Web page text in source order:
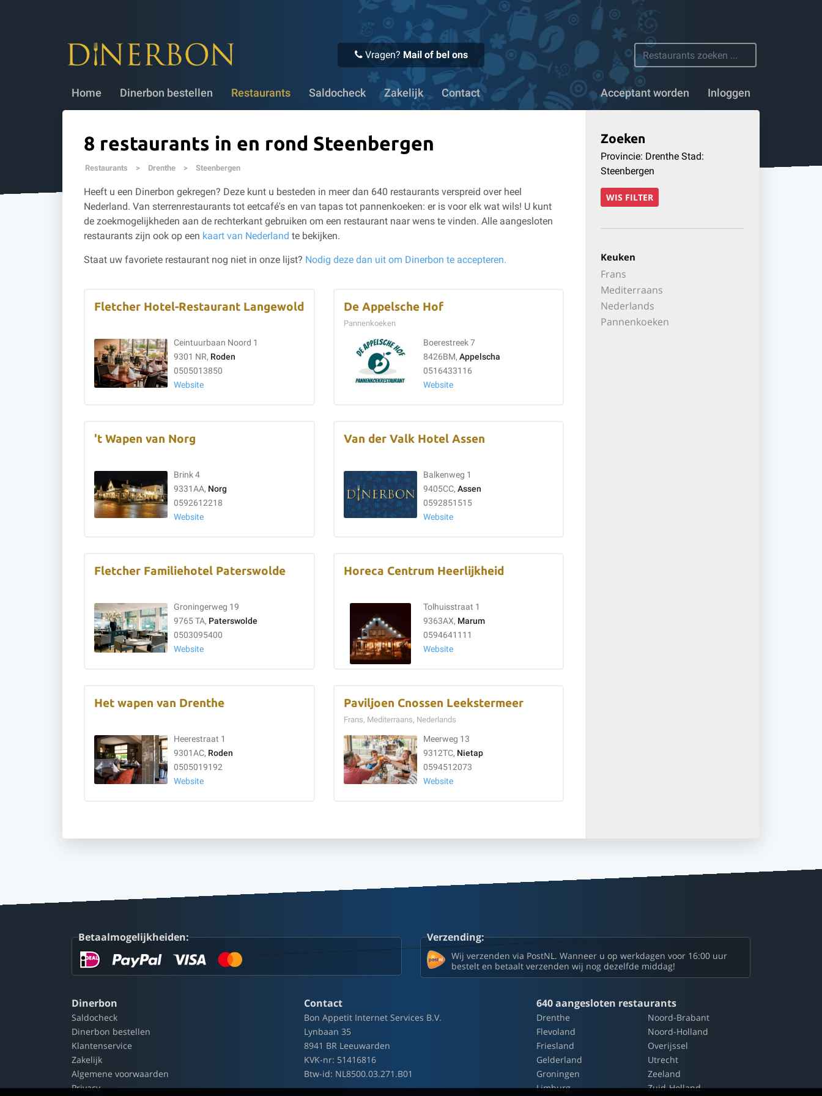
Vragen? Mail of bel ons
Home Dinerbon bestellen Restaurants Saldocheck Zakelijk Contact Acceptant worden Inloggen
✔ Voor 16:00 uur besteld, vandaag verstuurd ✔ Meer dan 1100 restaurants
8 restaurants in en rond Steenbergen
Restaurants > Drenthe > Steenbergen
Heeft u een Dinerbon gekregen? Deze kunt u besteden in meer dan 640 restaurants verspreid over heel
Nederland. Van sterrenrestaurants tot eetcafé's en van tapas tot pannenkoeken: er is voor elk wat wils! U kunt
de zoekmogelijkheden aan de rechterkant gebruiken om een restaurant naar wens te vinden. Alle aangesloten
restaurants zijn ook op een kaart van Nederland te bekijken.
Staat uw favoriete restaurant nog niet in onze lijst? Nodig deze dan uit om Dinerbon te accepteren.
Fletcher Hotel-Restaurant Langewold
Ceintuurbaan Noord 1
9301 NR, Roden
0505013850
Website
De Appelsche Hof
Pannenkoeken
Boerestreek 7
8426BM, Appelscha
0516433116
Website
't Wapen van Norg
Brink 4
9331AA, Norg
0592612218
Website
Van der Valk Hotel Assen
Balkenweg 1
9405CC, Assen
0592851515
Website
Fletcher Familiehotel Paterswolde
Groningerweg 19
9765 TA, Paterswolde
0503095400
Website
Horeca Centrum Heerlijkheid
Tolhuisstraat 1
9363AX, Marum
0594641111
Website
Het wapen van Drenthe
Heerestraat 1
9301AC, Roden
0505019192
Website
Paviljoen Cnossen Leekstermeer
Frans, Mediterraans, Nederlands
Meerweg 13
9312TC, Nietap
0594512073
Website
Zoeken
Provincie: Drenthe Stad:
Steenbergen
WIS FILTER
Keuken
Frans
Mediterraans
Nederlands
Pannenkoeken
Betaalmogelijkheiden: Verzending:
Wij verzenden via PostNL. Wanneer u op werkdagen voor 16:00 uur
bestelt en betaalt verzenden wij nog dezelfde middag!
Dinerbon
Saldocheck
Dinerbon bestellen
Klantenservice
Zakelijk
Algemene voorwaarden
Privacy
Contact
Bon Appetit Internet Services B.V.
Lynbaan 35
8941 BR Leeuwarden
KVK-nr: 51416816
Btw-id: NL8500.03.271.B01
640 aangesloten restaurants
Drenthe
Flevoland
Friesland
Gelderland
Groningen
Limburg
Noord-Brabant
Noord-Holland
Overijssel
Utrecht
Zeeland
Zuid-Holland